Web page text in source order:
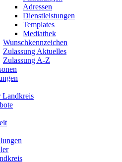
Adressen
Dienstleistungen
Templates
Mediathek
Wunschkennzeichen
Zulassung Aktuelles
Zulassung A-Z
Landkreis